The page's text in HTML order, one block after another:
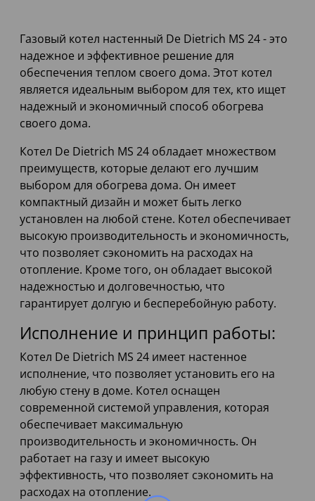
Газовый котел настенный De Dietrich MS 24 - это
надежное и эффективное решение для
обеспечения теплом своего дома. Этот котел
является идеальным выбором для тех, кто ищет
надежный и экономичный способ обогрева
своего дома.
Котел De Dietrich MS 24 обладает множеством
преимуществ, которые делают его лучшим
выбором для обогрева дома. Он имеет
компактный дизайн и может быть легко
установлен на любой стене. Котел обеспечивает
высокую производительность и экономичность,
что позволяет сэкономить на расходах на
отопление. Кроме того, он обладает высокой
надежностью и долговечностью, что
гарантирует долгую и бесперебойную работу.
Исполнение и принцип работы:
Котел De Dietrich MS 24 имеет настенное
исполнение, что позволяет установить его на
любую стену в доме. Котел оснащен
современной системой управления, которая
обеспечивает максимальную
производительность и экономичность. Он
работает на газу и имеет высокую
эффективность, что позволяет сэкономить на
расходах на отопление.